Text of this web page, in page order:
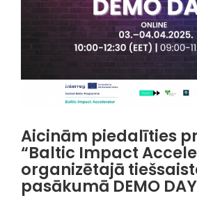
Aicinām piedalīties
“Baltic Impact
organizētajā
pasākumā DEMO DAY